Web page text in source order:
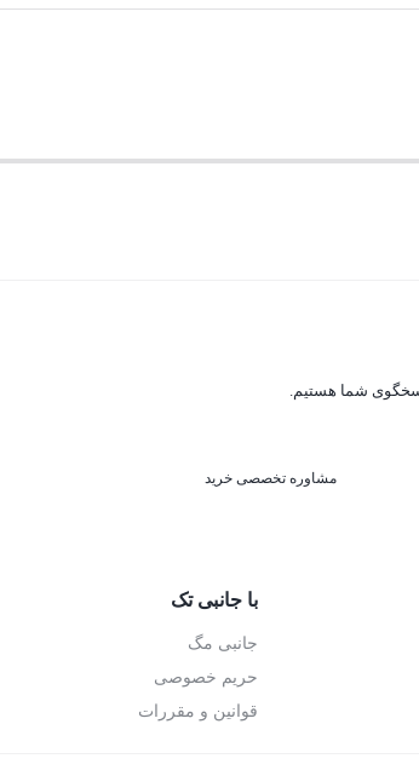
مشاوره تخصصی خرید
با جانبی تک
جانبی مگ
حریم خصوصی
قوانین و مقررات